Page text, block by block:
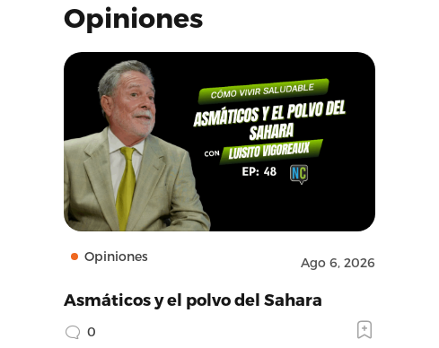
Opiniones
Opiniones Ago 6, 2026
Asmáticos y el polvo del Sahara
0